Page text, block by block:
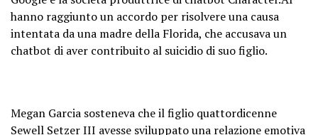
hanno raggiunto un accordo per risolvere una causa
intentata da una madre della Florida, che accusava un
chatbot di aver contribuito al suicidio di suo figlio.
Megan Garcia sosteneva che il figlio quattordicenne
Sewell Setzer III avesse sviluppato una relazione emotiva